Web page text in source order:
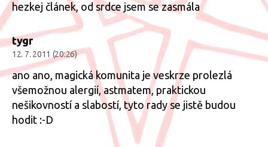
hezkej článek, od srdce jsem se zasmála
tygr
12. 7. 2011 (20:26)
ano ano, magická komunita je veskrze prolezlá
všemožnou alergií, astmatem, praktickou
nešikovností a slabostí, tyto rady se jistě budou
hodit :-D